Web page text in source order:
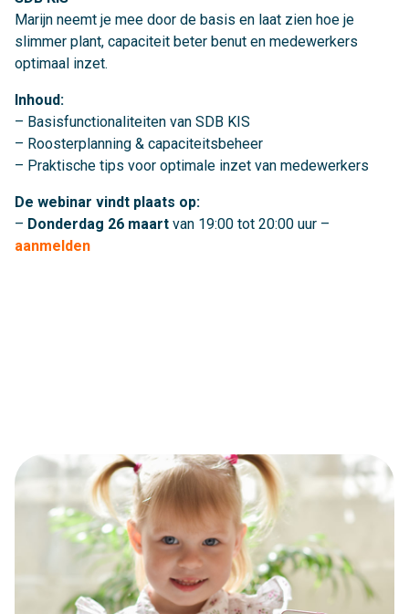
Marijn neemt je mee door de basis en laat zien hoe je
slimmer plant, capaciteit beter benut en medewerkers
optimaal inzet.
Inhoud:
– Basisfunctionaliteiten van SDB KIS
– Roosterplanning & capaciteitsbeheer
– Praktische tips voor optimale inzet van medewerkers
De webinar vindt plaats op:
– Donderdag 26 maart van 19:00 tot 20:00 uur –
aanmelden